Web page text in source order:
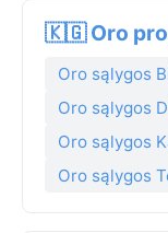
🇰🇬 Oro
Oro sąlygos
Oro sąlygos
Oro sąlygos
Oro sąlygos